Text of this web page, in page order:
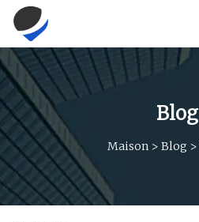
Blog
Maison > Blog >